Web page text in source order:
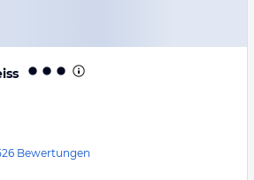
Bewertungen